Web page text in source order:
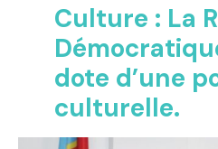
Culture : La
dote d’une
culturelle.